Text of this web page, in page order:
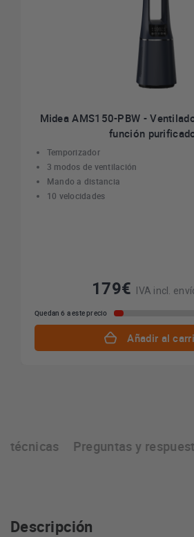
Midea AMS150-PBW -
función
Temporizador
3 modos de ventilación
Mando a distancia
10 velocidades
179€ IVA incl.
Quedan 6 a este precio
Añadir al
técnicas Preguntas y
Descripción